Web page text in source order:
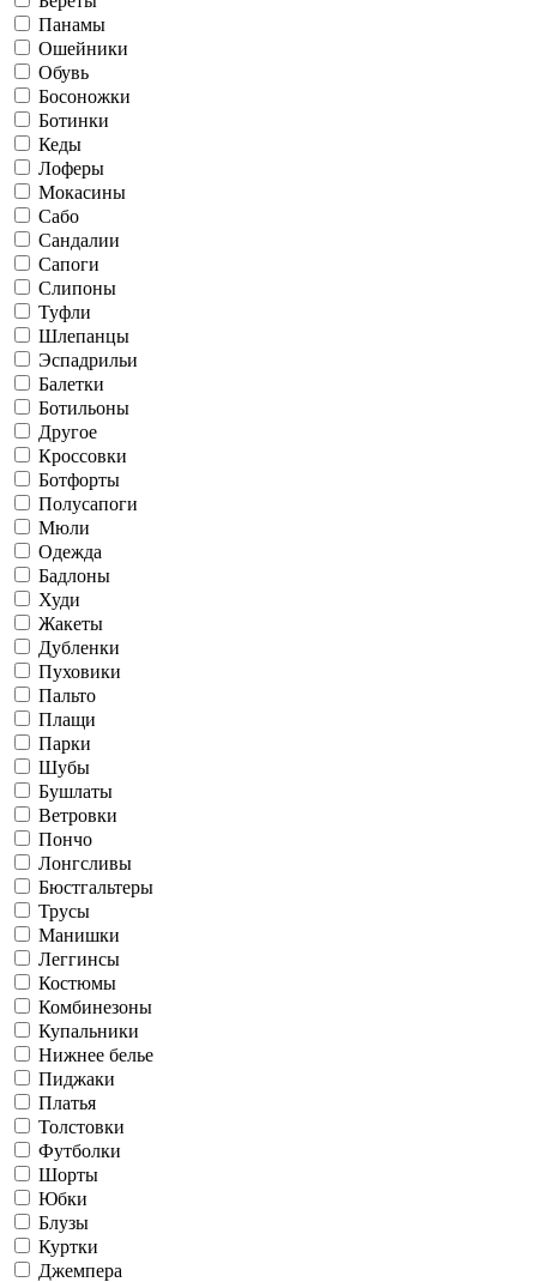
Панамы
Ошейники
Обувь
Босоножки
Ботинки
Кеды
Лоферы
Мокасины
Сабо
Сандалии
Сапоги
Слипоны
Туфли
Шлепанцы
Эспадрильи
Балетки
Ботильоны
Другое
Кроссовки
Ботфорты
Полусапоги
Мюли
Одежда
Бадлоны
Худи
Жакеты
Дубленки
Пуховики
Пальто
Плащи
Парки
Шубы
Бушлаты
Ветровки
Пончо
Лонгсливы
Бюстгальтеры
Трусы
Манишки
Леггинсы
Костюмы
Комбинезоны
Купальники
Нижнее белье
Пиджаки
Платья
Толстовки
Футболки
Шорты
Юбки
Блузы
Куртки
Джемпера